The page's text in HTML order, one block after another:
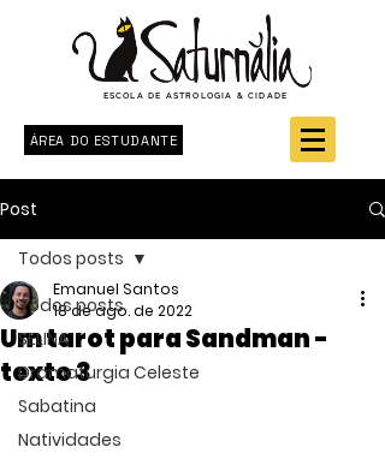
ESCOLA DE ASTROLOGIA & CIDADE
ÁREA DO ESTUDANTE
Post
Todos posts
SELINA
Dramaturgia Celeste
Sabatina
Natividades
Todos posts
Um tarot para Sandman -
texto 3
Emanuel Santos
18 de ago. de 2022